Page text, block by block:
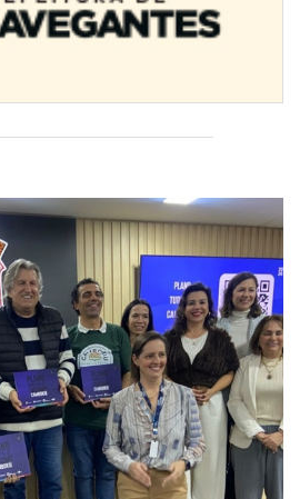
Praça do Pescador à comunidade na